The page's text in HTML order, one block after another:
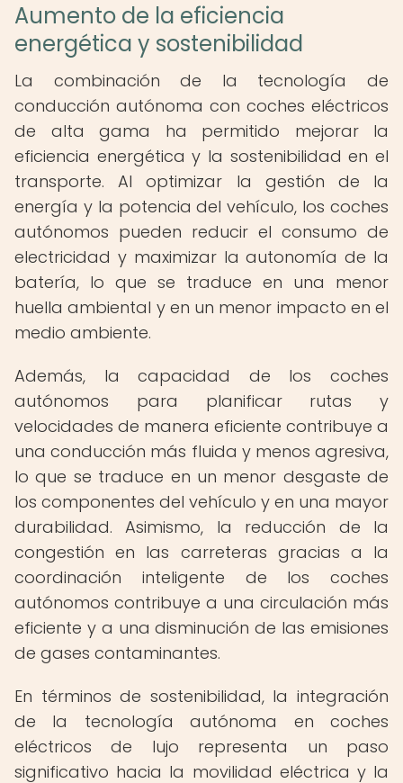
Aumento de la eficiencia
energética y sostenibilidad
La combinación de la tecnología de
conducción autónoma con coches eléctricos
de alta gama ha permitido mejorar la
eficiencia energética y la sostenibilidad en el
transporte. Al optimizar la gestión de la
energía y la potencia del vehículo, los coches
autónomos pueden reducir el consumo de
electricidad y maximizar la autonomía de la
batería, lo que se traduce en una menor
huella ambiental y en un menor impacto en el
medio ambiente.
Además, la capacidad de los coches
autónomos para planificar rutas y
velocidades de manera eficiente contribuye a
una conducción más fluida y menos agresiva,
lo que se traduce en un menor desgaste de
los componentes del vehículo y en una mayor
durabilidad. Asimismo, la reducción de la
congestión en las carreteras gracias a la
coordinación inteligente de los coches
autónomos contribuye a una circulación más
eficiente y a una disminución de las emisiones
de gases contaminantes.
En términos de sostenibilidad, la integración
de la tecnología autónoma en coches
eléctricos de lujo representa un paso
significativo hacia la movilidad eléctrica y la